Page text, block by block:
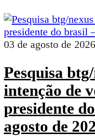
03 de agosto de 2026
Pesquisa
intenção de
presidente
agosto de